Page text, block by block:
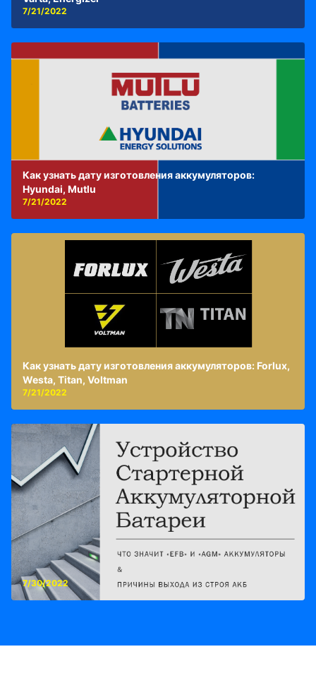
7/21/2022
Как узнать дату изготовления аккумуляторов:
Hyundai, Mutlu
7/21/2022
Как узнать дату изготовления аккумуляторов: Forlux,
Westa, Titan, Voltman
7/21/2022
7/30/2022